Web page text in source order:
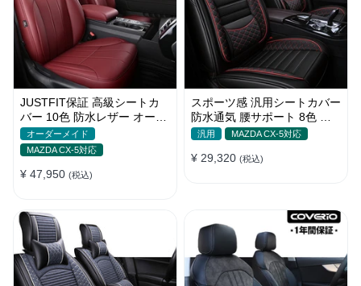
JUSTFIT保証 高級シートカ
バー 10色 防水レザー オーダ
ーメイド おしゃれ 全席セッ
ト
オーダーメイド
MAZDA CX-5対応
¥ 47,950 (税込)
スポーツ感 汎用シートカバー
防水通気 腰サポート 8色 耐
摩耗性 おしゃれ 全席セット
汎用 MAZDA CX-5対応
¥ 29,320 (税込)